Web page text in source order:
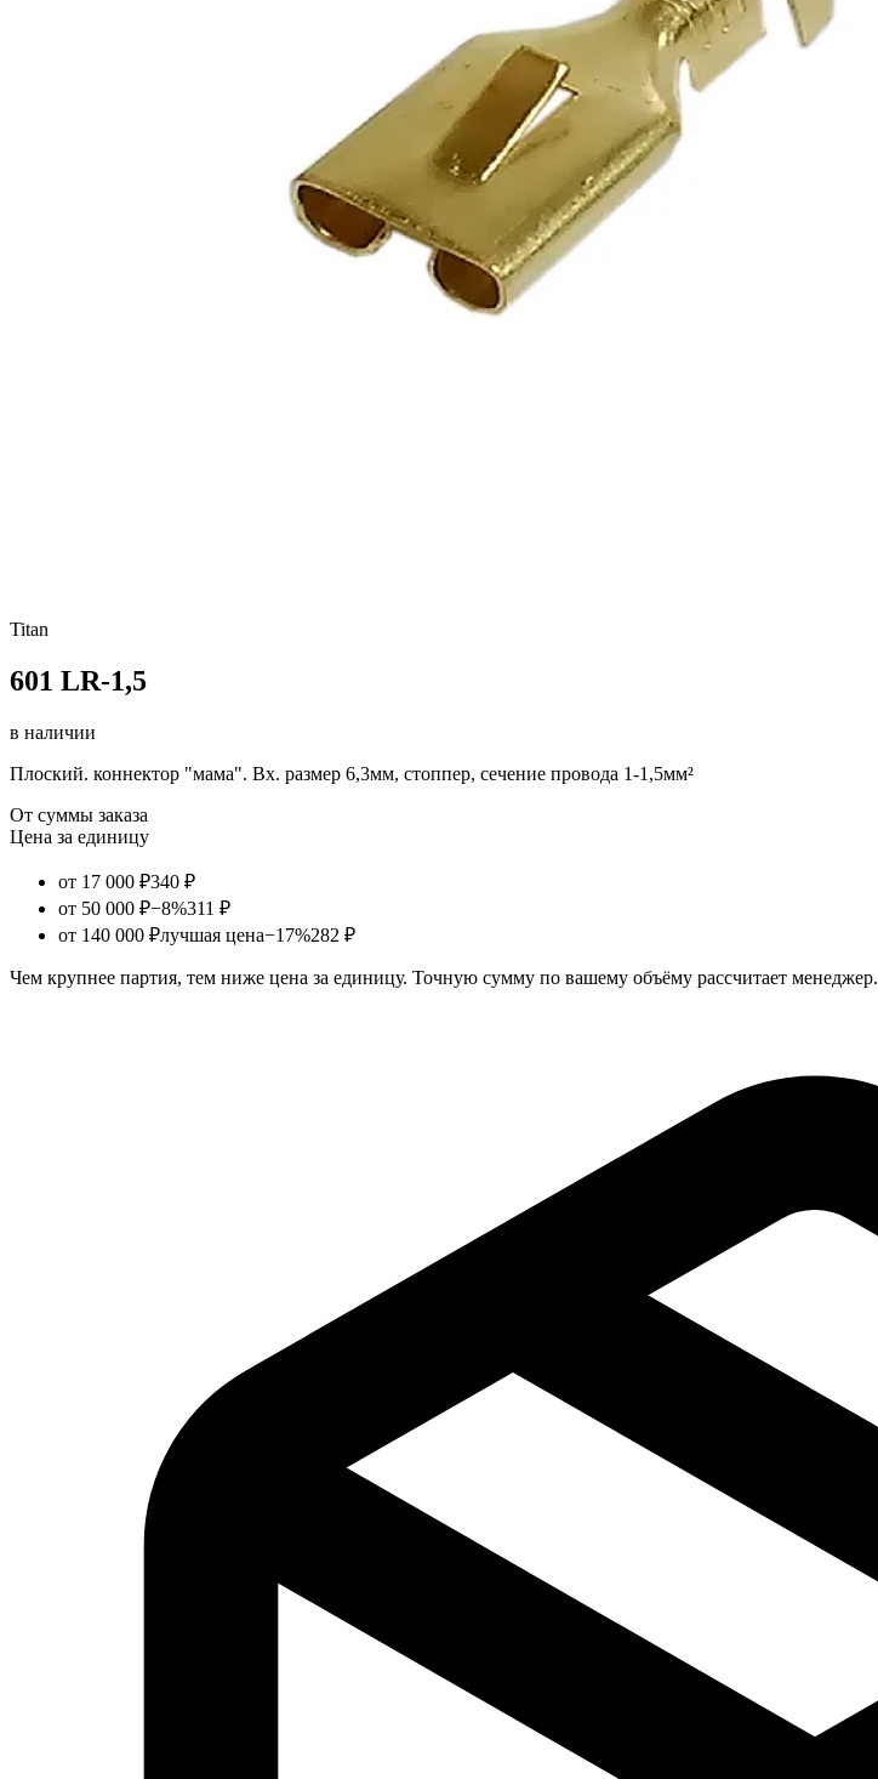
Titan
601 LR-1,5
в наличии
Плоский. коннектор "мама". Вх. размер 6,3мм, стоппер, сечение провода 1-1,5мм²
От суммы заказа
Цена за единицу
от 17 000 ₽340 ₽
от 50 000 ₽−8%311 ₽
от 140 000 ₽лучшая цена−17%282 ₽
Чем крупнее партия, тем ниже цена за единицу. Точную сумму по вашему объёму рассчитает менеджер.